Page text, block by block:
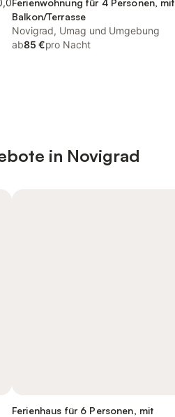
Ferienwohnung für 4 Personen, mit
Balkon/Terrasse
Novigrad, Umag und Umgebung
ab85 €pro Nacht
in Novigrad
Ferienhaus für 6 Personen, mit